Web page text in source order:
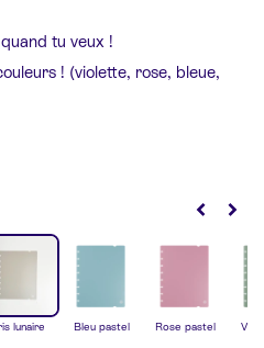
tu veux !
! (violette, rose, bleue,
lunaire Bleu pastel Rose pastel